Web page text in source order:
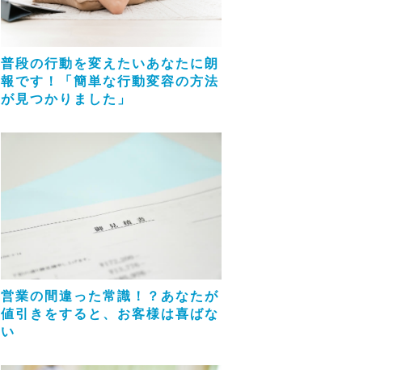
普段の行動を変えたいあなたに朗
報です！「簡単な行動変容の方法
が見つかりました」
営業の間違った常識！？あなたが
値引きをすると、お客様は喜ばな
い